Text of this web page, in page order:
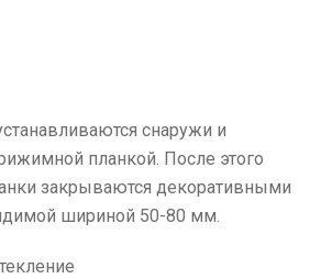
снаружи и
планкой. После этого
закрываются декоративными
шириной 50-80 мм.